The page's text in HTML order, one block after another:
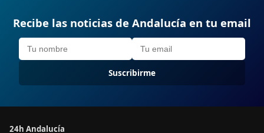
Recibe las noticias de Andalucía en tu email
Suscribirme
24h Andalucía